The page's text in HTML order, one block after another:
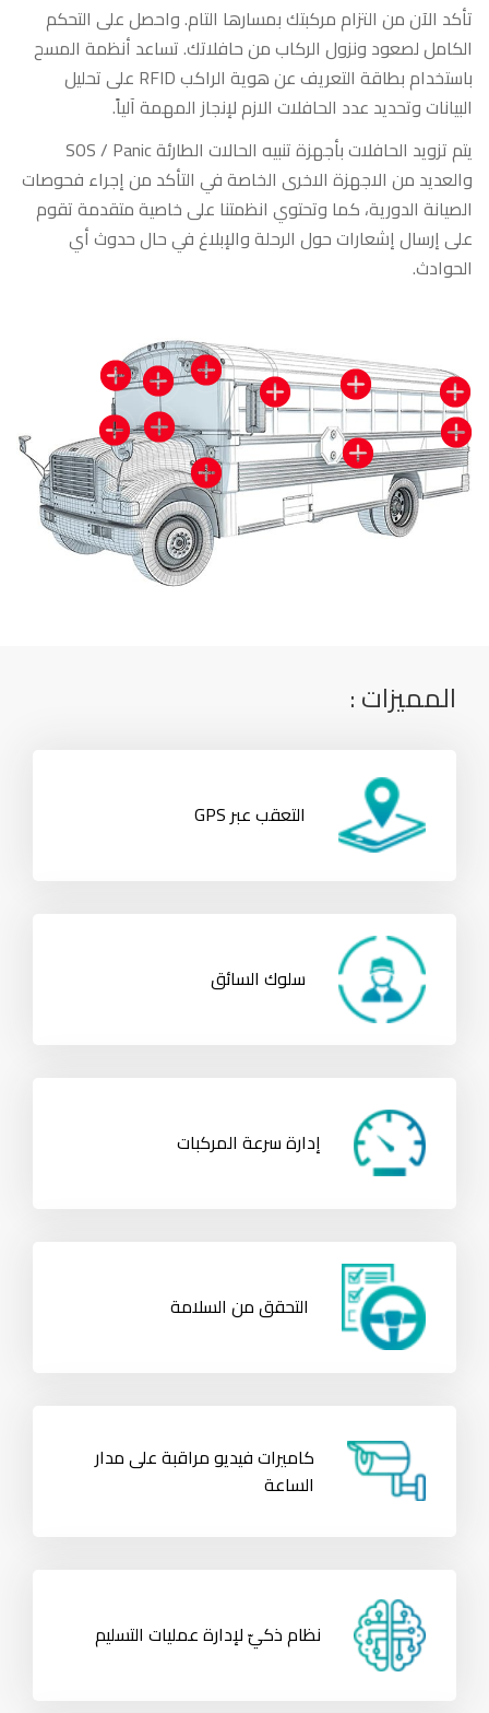
تأكد الآن من التزام مركبتك بمسارها التام. واحصل على التحكم
الكامل لصعود ونزول الركاب من حافلاتك. تساعد أنظمة المسح
باستخدام بطاقة التعريف عن هوية الراكب RFID على تحليل
البيانات وتحديد عدد الحافلات الازم لإنجاز المهمة آلياً.
يتم تزويد الحافلات بأجهزة تنبيه الحالات الطارئة SOS / Panic
والعديد من الاجهزة الاخرى الخاصة في التأكد من إجراء فحوصات
الصيانة الدورية، كما وتحتوي انظمتنا على خاصية متقدمة تقوم
على إرسال إشعارات حول الرحلة والإبلاغ في حال حدوث أي
الحوادث.
المميزات :
التعقب عبر GPS
سلوك السائق
إدارة سرعة المركبات
التحقق من السلامة
كاميرات فيديو مراقبة على مدار
الساعة
نظام ذكيّ لإدارة عمليات التسليم